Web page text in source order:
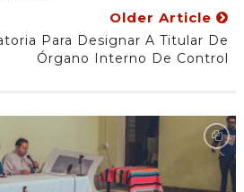
Older Article
Para Designar A Titular De
Órgano Interno De Control